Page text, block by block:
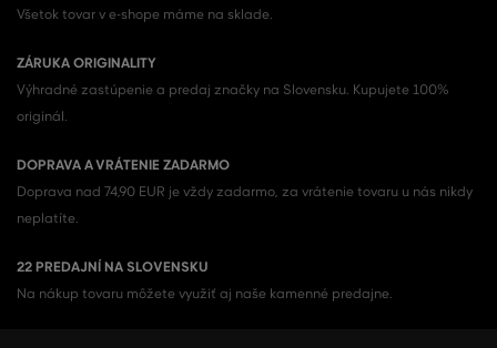
Všetok tovar v e-shope máme na sklade.
ZÁRUKA ORIGINALITY
Výhradné zastúpenie a predaj značky na Slovensku. Kupujete 100%
originál.
DOPRAVA A VRÁTENIE ZADARMO
Doprava nad 74,90 EUR je vždy zadarmo, za vrátenie tovaru u nás nikdy
neplatíte.
22 PREDAJNÍ NA SLOVENSKU
Na nákup tovaru môžete využiť aj naše kamenné predajne.